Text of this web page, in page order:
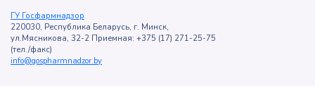
ГУ Госфармнадзор
220030, Республика Беларусь, г. Минск,
ул.Мясникова, 32-2 Приемная: +375 (17) 271-25-75
(тел./факс)
info@gospharmnadzor.by